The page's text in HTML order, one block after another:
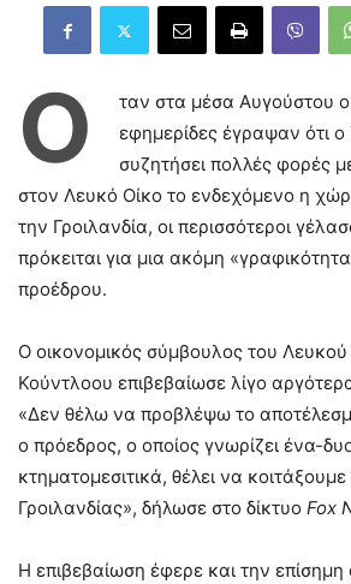
Ό
ταν στα μέσα Αυγούστου
εφημερίδες έγραψαν ότι ο
συζητήσει πολλές φορές
στον Λευκό Οίκο το ενδεχόμενο η
την Γροιλανδία, οι περισσότεροι
πρόκειται για μια ακόμη
προέδρου.
Ο οικονομικός σύμβουλος του
Κούντλοου επιβεβαίωσε λίγο
«Δεν θέλω να προβλέψω το
ο πρόεδρος, ο οποίος γνωρίζει ένα-
κτηματομεσιτικά, θέλει να
Γροιλανδίας», δήλωσε στο δίκτυο Fox
Η επιβεβαίωση έφερε και την